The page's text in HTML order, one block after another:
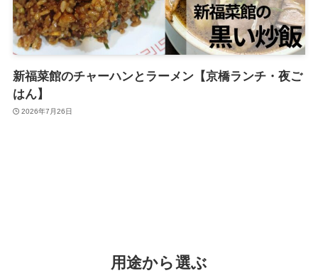
新福菜館のチャーハンとラーメン【京橋ランチ・夜ご
はん】
2026年7月26日
用途から選ぶ